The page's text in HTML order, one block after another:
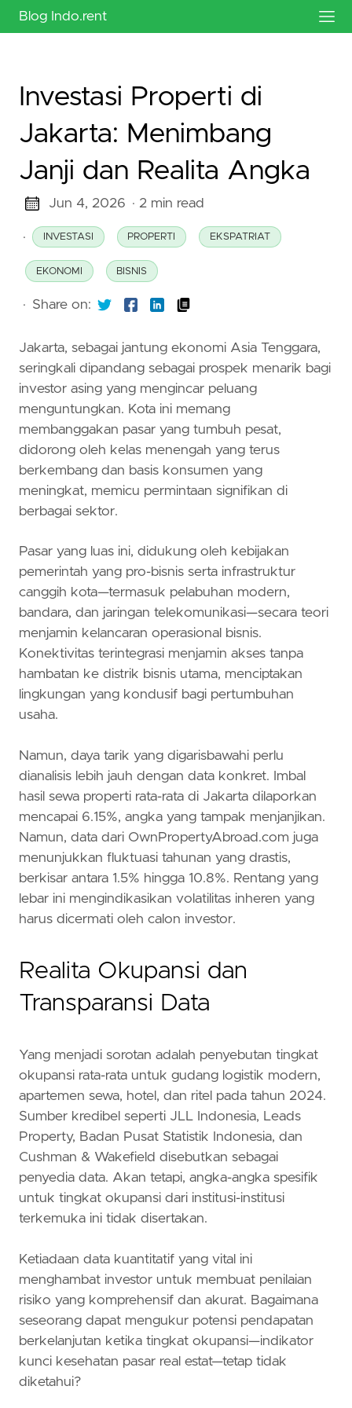
Blog Indo.rent
Investasi Properti di
Jakarta: Menimbang
Janji dan Realita Angka
Jun 4, 2026 · 2 min read
· INVESTASI PROPERTI EKSPATRIAT
EKONOMI BISNIS
· Share on:
Jakarta, sebagai jantung ekonomi Asia Tenggara,
seringkali dipandang sebagai prospek menarik bagi
investor asing yang mengincar peluang
menguntungkan. Kota ini memang
membanggakan pasar yang tumbuh pesat,
didorong oleh kelas menengah yang terus
berkembang dan basis konsumen yang
meningkat, memicu permintaan signifikan di
berbagai sektor.
Pasar yang luas ini, didukung oleh kebijakan
pemerintah yang pro-bisnis serta infrastruktur
canggih kota—termasuk pelabuhan modern,
bandara, dan jaringan telekomunikasi—secara teori
menjamin kelancaran operasional bisnis.
Konektivitas terintegrasi menjamin akses tanpa
hambatan ke distrik bisnis utama, menciptakan
lingkungan yang kondusif bagi pertumbuhan
usaha.
Namun, daya tarik yang digarisbawahi perlu
dianalisis lebih jauh dengan data konkret. Imbal
hasil sewa properti rata-rata di Jakarta dilaporkan
mencapai 6.15%, angka yang tampak menjanjikan.
Namun, data dari OwnPropertyAbroad.com juga
menunjukkan fluktuasi tahunan yang drastis,
berkisar antara 1.5% hingga 10.8%. Rentang yang
lebar ini mengindikasikan volatilitas inheren yang
harus dicermati oleh calon investor.
Realita Okupansi dan
Transparansi Data
Yang menjadi sorotan adalah penyebutan tingkat
okupansi rata-rata untuk gudang logistik modern,
apartemen sewa, hotel, dan ritel pada tahun 2024.
Sumber kredibel seperti JLL Indonesia, Leads
Property, Badan Pusat Statistik Indonesia, dan
Cushman & Wakefield disebutkan sebagai
penyedia data. Akan tetapi, angka-angka spesifik
untuk tingkat okupansi dari institusi-institusi
terkemuka ini tidak disertakan.
Ketiadaan data kuantitatif yang vital ini
menghambat investor untuk membuat penilaian
risiko yang komprehensif dan akurat. Bagaimana
seseorang dapat mengukur potensi pendapatan
berkelanjutan ketika tingkat okupansi—indikator
kunci kesehatan pasar real estat—tetap tidak
diketahui?